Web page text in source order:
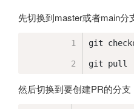
先切换到master或者main分
git
git pull
然后切换到要创建PR的分支